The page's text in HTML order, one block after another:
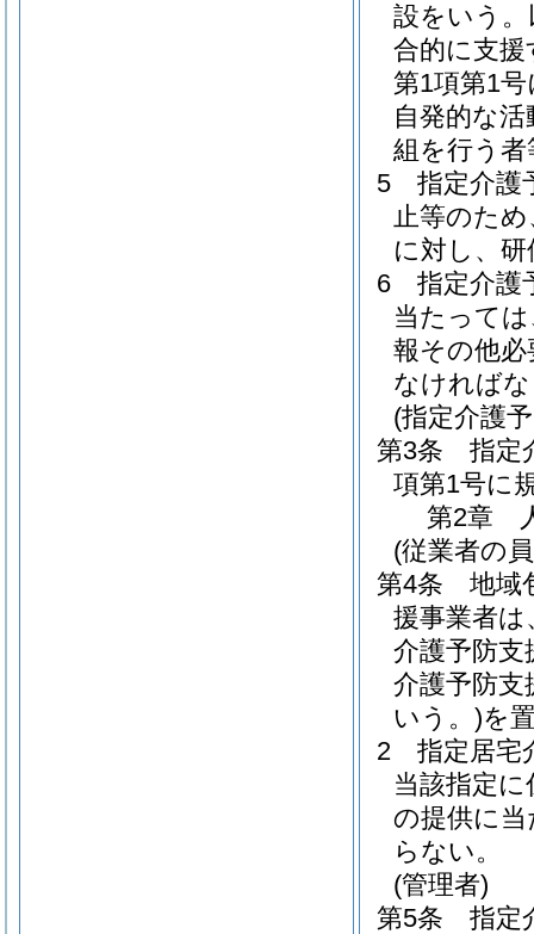
設をいう
合的に支
第1項第1
自発的な
組を行う
5
指定介護
止等のた
に対し、
6
指定介護
当たって
報その他
なければ
(指定介護
第3条
指定
項第1号に
第2章
(従業者の
第4条
地域
援事業者
介護予防
介護予防
いう。)を
2
指定居宅
当該指定
の提供に
らない。
(管理者)
第5条
指定